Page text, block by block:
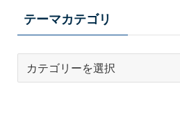
テーマカテゴリ